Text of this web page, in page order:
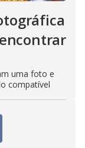
uma foto e
compatível